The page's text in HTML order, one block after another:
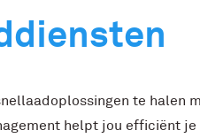
te halen
helpt jou efficiënt